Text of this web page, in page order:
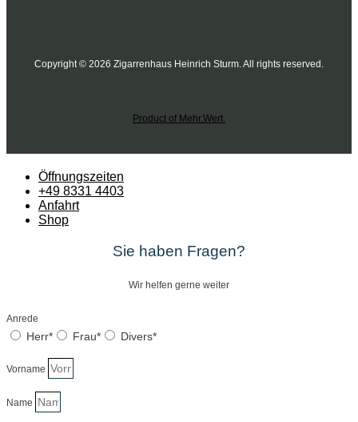
Copyright © 2026 Zigarrenhaus Heinrich Sturm. All rights reserved.
Product of Mehr.Wert.
Öffnungszeiten
+49 8331 4403
Anfahrt
Shop
Sie haben Fragen?
Wir helfen gerne weiter
Anrede
Herr* Frau* Divers*
Vorname
Name